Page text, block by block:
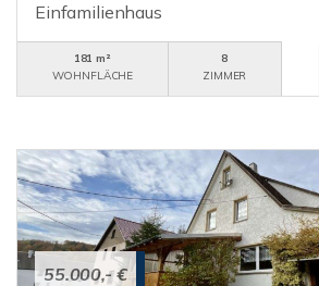
Einfamilienhaus
181 m²
WOHNFLÄCHE
8
ZIMMER
55.000,- €